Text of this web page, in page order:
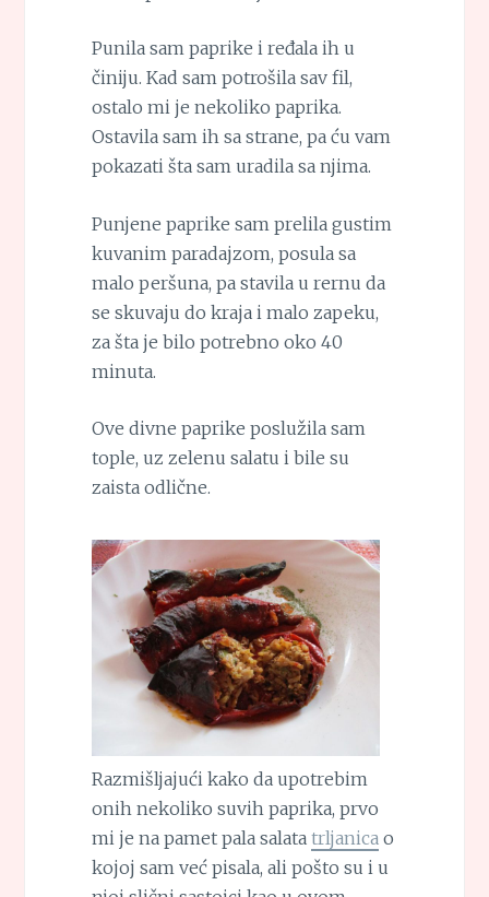
Punila sam paprike i ređala ih u
činiju. Kad sam potrošila sav fil,
ostalo mi je nekoliko paprika.
Ostavila sam ih sa strane, pa ću vam
pokazati šta sam uradila sa njima.
Punjene paprike sam prelila gustim
kuvanim paradajzom, posula sa
malo peršuna, pa stavila u rernu da
se skuvaju do kraja i malo zapeku,
za šta je bilo potrebno oko 40
minuta.
Ove divne paprike poslužila sam
tople, uz zelenu salatu i bile su
zaista odlične.
Razmišljajući kako da upotrebim
onih nekoliko suvih paprika, prvo
mi je na pamet pala salata trljanicao
kojoj sam već pisala, ali pošto su i u